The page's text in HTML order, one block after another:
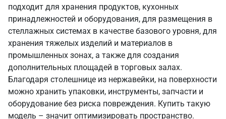
подходит для хранения продуктов, кухонных
принадлежностей и оборудования, для размещения в
стеллажных системах в качестве базового уровня, для
хранения тяжелых изделий и материалов в
промышленных зонах, а также для создания
дополнительных площадей в торговых залах.
Благодаря столешнице из нержавейки, на поверхности
можно хранить упаковки, инструменты, запчасти и
оборудование без риска повреждения. Купить такую
модель – значит оптимизировать пространство.